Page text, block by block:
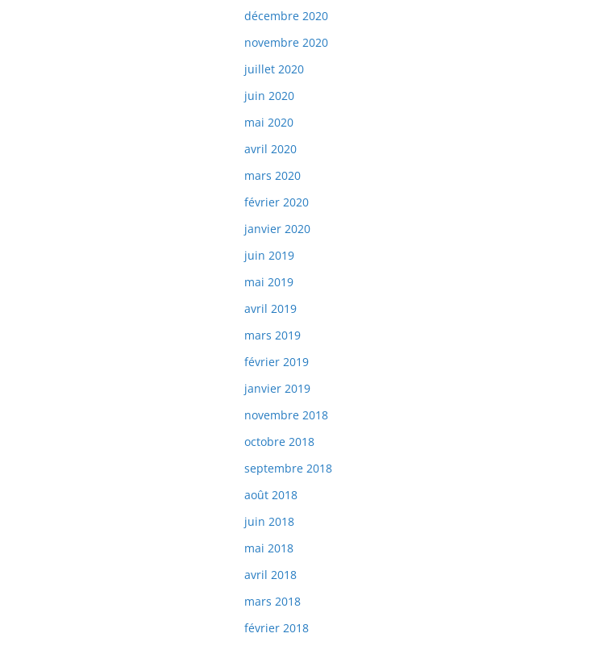
décembre 2020
novembre 2020
juillet 2020
juin 2020
mai 2020
avril 2020
mars 2020
février 2020
janvier 2020
juin 2019
mai 2019
avril 2019
mars 2019
février 2019
janvier 2019
novembre 2018
octobre 2018
septembre 2018
août 2018
juin 2018
mai 2018
avril 2018
mars 2018
février 2018